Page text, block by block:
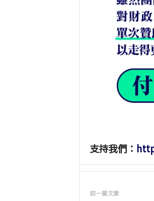
支持我們：
前一篇文章